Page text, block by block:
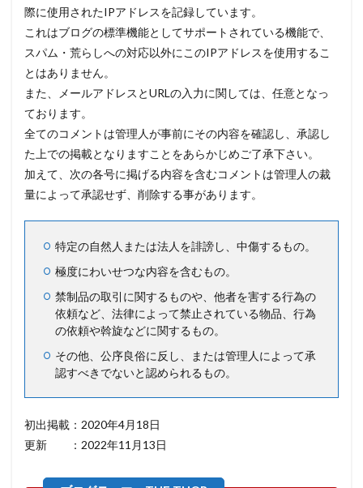
際に使用されたIPアドレスを記録しています。
これはブログの標準機能としてサポートされている機能で、
スパム・荒らしへの対応以外にこのIPアドレスを使用するこ
とはありません。
また、メールアドレスとURLの入力に関しては、任意となっ
ております。
全てのコメントは管理人が事前にその内容を確認し、承認し
た上での掲載となりますことをあらかじめご了承下さい。
加えて、次の各号に掲げる内容を含むコメントは管理人の裁
量によって承認せず、削除する事があります。
特定の自然人または法人を誹謗し、中傷するもの。
極度にわいせつな内容を含むもの。
禁制品の取引に関するものや、他者を害する行為の
依頼など、法律によって禁止されている物品、行為
の依頼や斡旋などに関するもの。
その他、公序良俗に反し、または管理人によって承
認すべきでないと認められるもの。
初出掲載：2020年4月18日
更新 ：2022年11月13日